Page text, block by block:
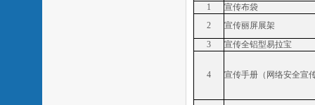
1
宣传布袋
2
宣传丽屏展架
3
宣传全铝型易拉宝
4 宣传手册（网络安全宣